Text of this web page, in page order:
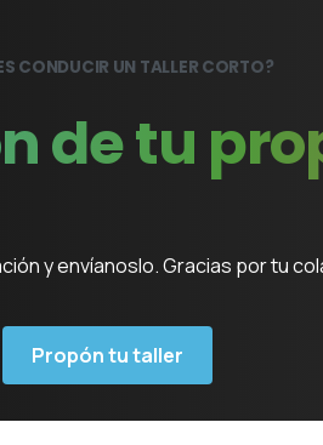
CONDUCIR UN TALLER CORTO?
detu
y envíanoslo. Gracias por tu
Propón tu taller